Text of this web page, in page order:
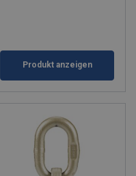
Produkt anzeigen